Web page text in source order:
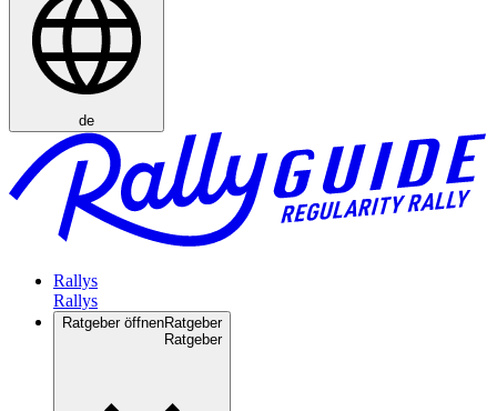
de
Rallys
Ratgeber öffnenRatgeber